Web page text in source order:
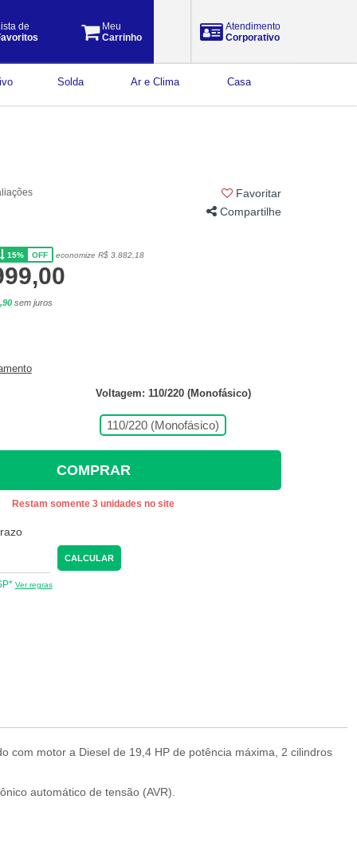
de
Meu
Carrinho
Atendimento
Corporativo
Solda Ar e Clima Casa
Favoritar
Compartilhe
15% OFF economize R$ 3.882,18
sem juros
Voltagem: 110/220 (Monofásico)
110/220 (Monofásico)
COMPRAR
Restam somente 3 unidades no site
CALCULAR
Ver regras
com motor a Diesel de 19,4 HP de potência máxima, 2 cilindros
automático de tensão (AVR).